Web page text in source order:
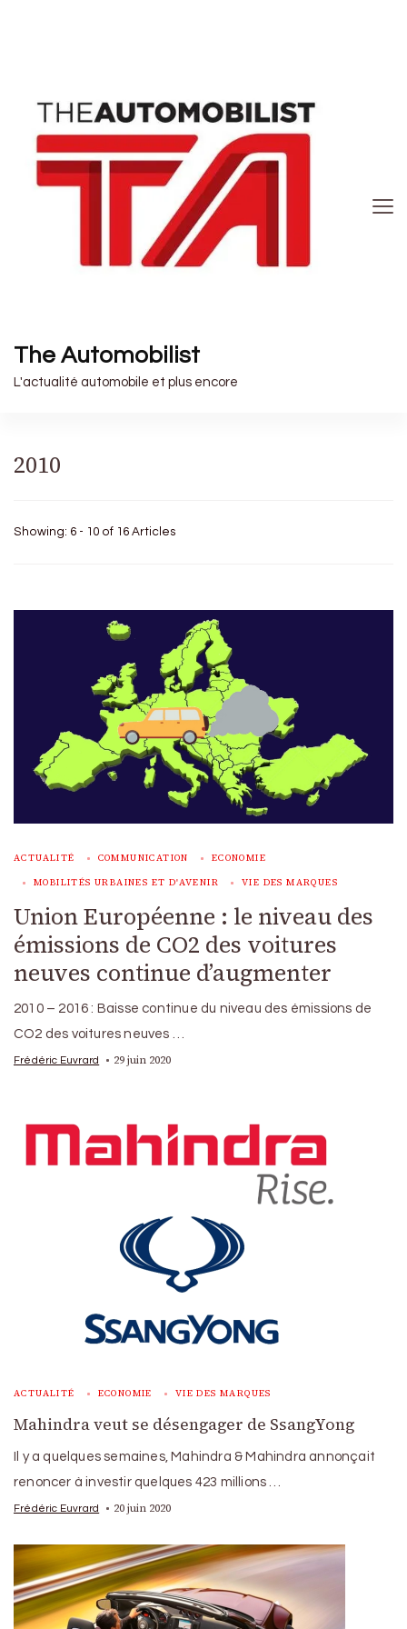
The Automobilist
L'actualité automobile et plus encore
2010
Showing: 6 - 10 of 16 Articles
ACTUALITÉ COMMUNICATION ECONOMIE
MOBILITÉS URBAINES ET D'AVENIR VIE DES MARQUES
Union Européenne : le niveau des
émissions de CO2 des voitures
neuves continue d’augmenter
2010 – 2016 : Baisse continue du niveau des émissions de
CO2 des voitures neuves …
Frédéric Euvrard 29 juin 2020
ACTUALITÉ ECONOMIE VIE DES MARQUES
Mahindra veut se désengager de SsangYong
Il y a quelques semaines, Mahindra & Mahindra annonçait
renoncer à investir quelques 423 millions …
Frédéric Euvrard 20 juin 2020